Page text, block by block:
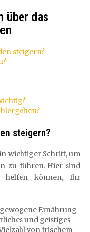
über das
steigern?
steigern?
wichtiger Schritt, um
zu führen. Hier sind
helfen können, Ihr
Ernährung
und geistiges
von frischem